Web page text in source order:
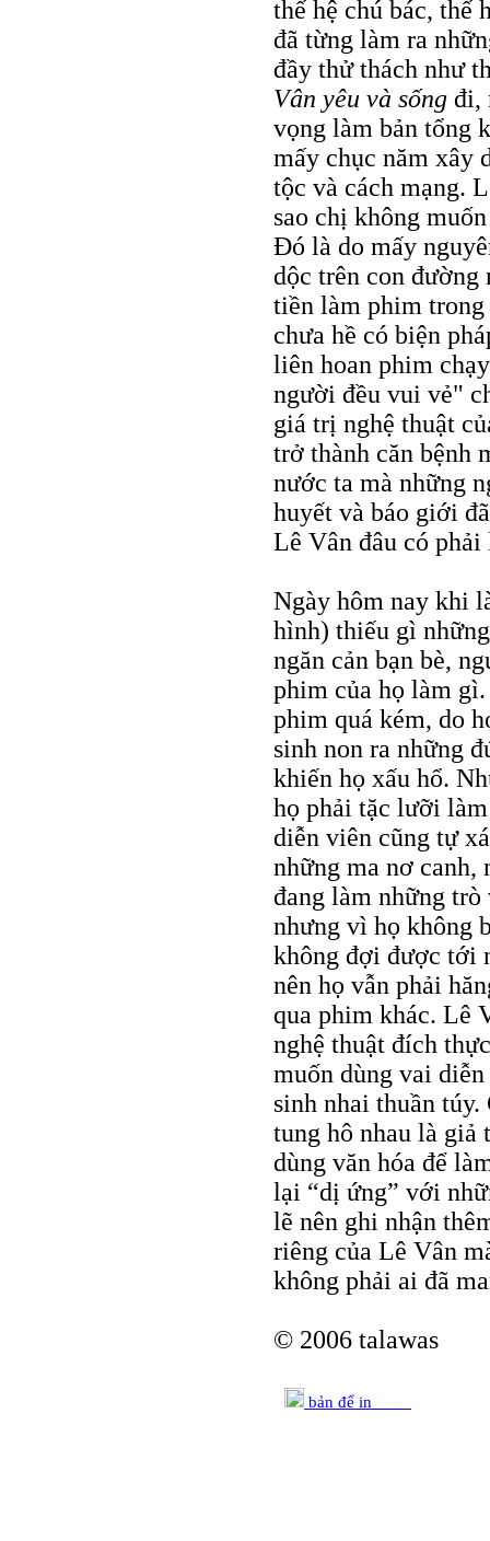
thế hệ chú bác, thế
đã từng làm ra
đầy thử thách như
Vân yêu và sống đi,
vọng làm bản tổng
mấy chục năm xây
tộc và cách mạng.
sao chị không
Đó là do mấy
dộc trên con đường
tiền làm phim trong
chưa hề có biện
liên hoan phim
người đều vui vẻ"
giá trị nghệ thuật
trở thành căn bệnh
nước ta mà những
huyết và báo giới
Lê Vân đâu có
Ngày hôm nay khi
hình) thiếu gì
ngăn cản bạn bè,
phim của họ làm
phim quá kém, do
sinh non ra những
khiến họ xấu hổ.
họ phải tặc lưỡi
diễn viên cũng tự
những ma nơ
đang làm những
nhưng vì họ không
không đợi được tới
nên họ vẫn phải
qua phim khác. Lê
nghệ thuật đích
muốn dùng vai
sinh nhai thuần
tung hô nhau là
dùng văn hóa để
lại “dị ứng” với
lẽ nên ghi nhận
riêng của Lê Vân
không phải ai đã
© 2006 talawas
bản để in